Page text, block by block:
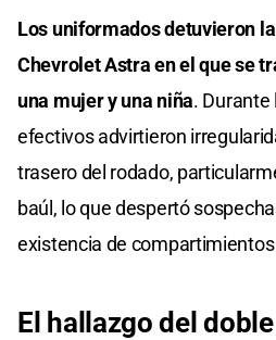
Los uniformados detuvieron
Chevrolet Astra en el que se
una mujer y una niña. Durante
efectivos advirtieron
trasero del rodado,
baúl, lo que despertó
existencia de
El hallazgo del